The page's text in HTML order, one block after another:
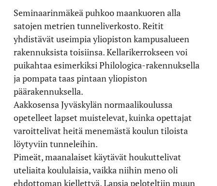
Seminaarinmäkeä puhkoo maankuoren alla
satojen metrien tunneliverkosto. Reitit
yhdistävät useimpia yliopiston kampusalueen
rakennuksista toisiinsa. Kellarikerrokseen voi
puikahtaa esimerkiksi Philologica-rakennuksella
ja pompata taas pintaan yliopiston
päärakennuksella.
Aakkosensa Jyväskylän normaalikoulussa
opetelleet lapset muistelevat, kuinka opettajat
varoittelivat heitä menemästä koulun tiloista
löytyviin tunneleihin.
Pimeät, maanalaiset käytävät houkuttelivat
uteliaita koululaisia, vaikka niihin meno oli
ehdottoman kiellettyä. Lapsia peloteltiin muun